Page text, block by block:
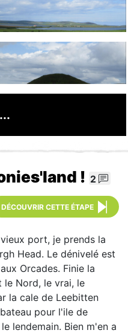
! 2
DÉCOUVRIR CETTE ÉTAPE
port, je prends la
Head. Le dénivelé est
Orcades. Finie la
le Nord, le vrai, le
la cale de Leebitten
pour l'ile de
lendemain. Bien m'en a